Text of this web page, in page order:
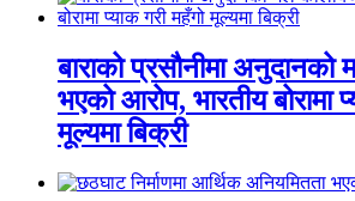
बाराको प्रसौनीमा अनुदानको
भएको आरोप, भारतीय बोरामा
मूल्यमा बिक्री